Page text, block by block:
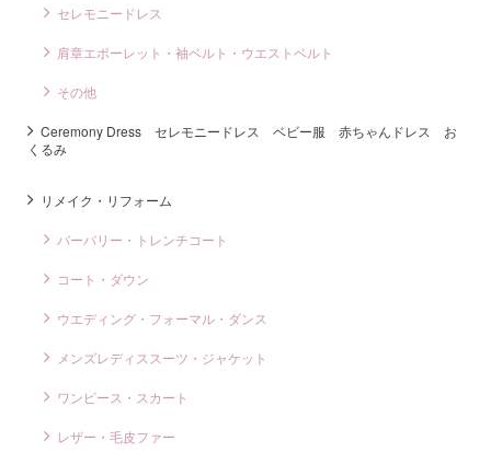
セレモニードレス
肩章エポーレット・袖ベルト・ウエストベルト
その他
Ceremony Dress セレモニードレス ベビー服 赤ちゃんドレス お
くるみ
リメイク・リフォーム
バーバリー・トレンチコート
コート・ダウン
ウエディング・フォーマル・ダンス
メンズレディススーツ・ジャケット
ワンピース・スカート
レザー・毛皮ファー